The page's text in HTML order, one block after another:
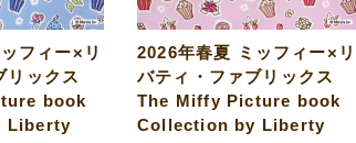
フィー×リ
リックス
book
Liberty
2026年春夏 ミッフィー×リ
バティ・ファブリックス
The Miffy Picture book
Collection by Liberty